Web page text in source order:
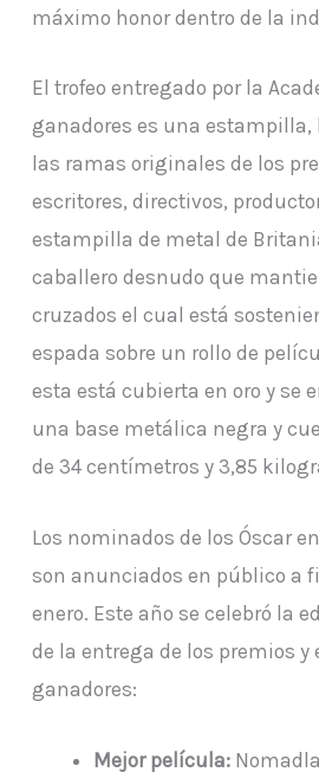
máximo honor dentro de la
El trofeo entregado por la
ganadores es una estampilla,
las ramas originales de los
escritores, directivos,
estampilla de metal de
caballero desnudo que
cruzados el cual está
espada sobre un rollo de
esta está cubierta en oro y se
una base metálica negra y
de 34 centímetros y 3,85
Los nominados de los Óscar
son anunciados en público a
enero. Este año se celebró la
de la entrega de los premios y
ganadores:
Mejor película: